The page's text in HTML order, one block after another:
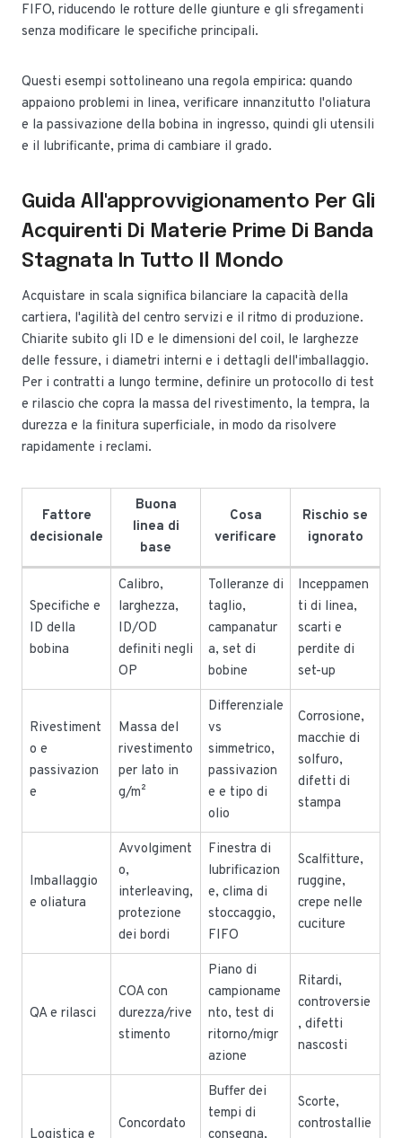
FIFO, riducendo le rotture delle giunture e gli sfregamenti
senza modificare le specifiche principali.
Questi esempi sottolineano una regola empirica: quando
appaiono problemi in linea, verificare innanzitutto l'oliatura
e la passivazione della bobina in ingresso, quindi gli utensili
e il lubrificante, prima di cambiare il grado.
Guida All'approvvigionamento Per Gli
Acquirenti Di Materie Prime Di Banda
Stagnata In Tutto Il Mondo
Acquistare in scala significa bilanciare la capacità della
cartiera, l'agilità del centro servizi e il ritmo di produzione.
Chiarite subito gli ID e le dimensioni del coil, le larghezze
delle fessure, i diametri interni e i dettagli dell'imballaggio.
Per i contratti a lungo termine, definire un protocollo di test
e rilascio che copra la massa del rivestimento, la tempra, la
durezza e la finitura superficiale, in modo da risolvere
rapidamente i reclami.
Fattore
decisionale
Buona
linea di
base
Cosa
verificare
Rischio se
ignorato
Specifiche e
ID della
bobina
Calibro,
larghezza,
ID/OD
definiti negli
OP
Tolleranze di
taglio,
campanatur
a, set di
bobine
Inceppamen
ti di linea,
scarti e
perdite di
set-up
Rivestiment
o e
passivazion
e
Massa del
rivestimento
per lato in
g/m²
Differenziale
vs
simmetrico,
passivazion
e e tipo di
olio
Corrosione,
macchie di
solfuro,
difetti di
stampa
Imballaggio
e oliatura
Avvolgiment
o,
interleaving,
protezione
dei bordi
Finestra di
lubrificazion
e, clima di
stoccaggio,
FIFO
Scalfitture,
ruggine,
crepe nelle
cuciture
QA e rilasci
COA con
durezza/rive
stimento
Piano di
campioname
nto, test di
ritorno/migr
azione
Ritardi,
controversie
, difetti
nascosti
Logistica e
Concordato
Buffer dei
tempi di
consegna,
Scorte,
controstallie